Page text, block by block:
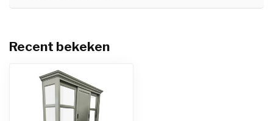
Recent bekeken